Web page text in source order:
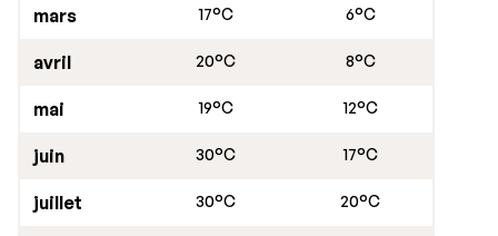
mars 17°C 6°C
avril 20°C 8°C
mai 19°C 12°C
juin 30°C 17°C
juillet 30°C 20°C